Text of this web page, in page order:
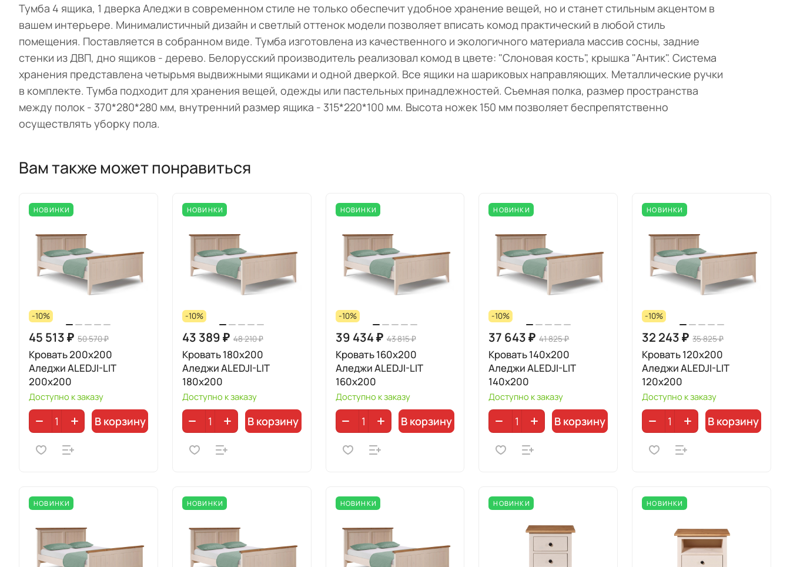
Тумба 4 ящика, 1 дверка Аледжи в современном стиле не только обеспечит удобное хранение вещей, но и станет стильным акцентом в
вашем интерьере. Минималистичный дизайн и светлый оттенок модели позволяет вписать комод практический в любой стиль
помещения. Поставляется в собранном виде. Тумба изготовлена из качественного и экологичного материала массив сосны, задние
стенки из ДВП, дно ящиков - дерево. Белорусский производитель реализовал комод в цвете: "Слоновая кость", крышка "Антик". Система
хранения представлена четырьмя выдвижными ящиками и одной дверкой. Все ящики на шариковых направляющих. Металлические ручки
в комплекте. Тумба подходит для хранения вещей, одежды или пастельных принадлежностей. Съемная полка, размер пространства
между полок - 370*280*280 мм, внутренний размер ящика - 315*220*100 мм. Высота ножек 150 мм позволяет беспрепятственно
осуществлять уборку пола.
Вам также может понравиться
НОВИНКИ
-10%
45 513 ₽ 50 570 ₽
Кровать 200x200
Аледжи ALEDJI-LIT
200x200
Доступно к заказу
В корзину
НОВИНКИ
-10%
43 389 ₽ 48 210 ₽
Кровать 180x200
Аледжи ALEDJI-LIT
180x200
Доступно к заказу
В корзину
НОВИНКИ
-10%
39 434 ₽ 43 815 ₽
Кровать 160x200
Аледжи ALEDJI-LIT
160x200
Доступно к заказу
В корзину
НОВИНКИ
-10%
37 643 ₽ 41 825 ₽
Кровать 140x200
Аледжи ALEDJI-LIT
140x200
Доступно к заказу
В корзину
НОВИНКИ
-10%
32 243 ₽ 35 825 ₽
Кровать 120x200
Аледжи ALEDJI-LIT
120x200
Доступно к заказу
В корзину
НОВИНКИ НОВИНКИ НОВИНКИ НОВИНКИ НОВИНКИ